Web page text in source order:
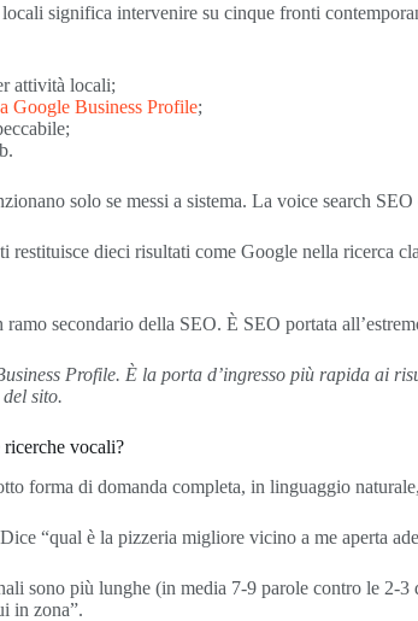
significa intervenire su cinque fronti
attività locali;
Google Business Profile;
solo se messi a sistema. La voice search
restituisce dieci risultati come Google nella
secondario della SEO. È SEO portata
Profile. È la porta d’ingresso più rapida ai
sito.
ricerche vocali?
forma di domanda completa, in linguaggio
“qual è la pizzeria migliore vicino a me aperta
sono più lunghe (in media 7-9 parole contro le 2-
in zona”.